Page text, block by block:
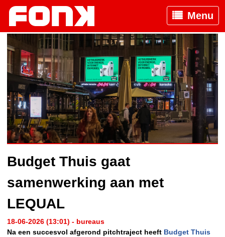
Menu
Budget Thuis gaat
samenwerking aan met
LEQUAL
18-06-2026 (13:01) - bureaus
Na een succesvol afgerond pitchtraject heeft Budget Thuis